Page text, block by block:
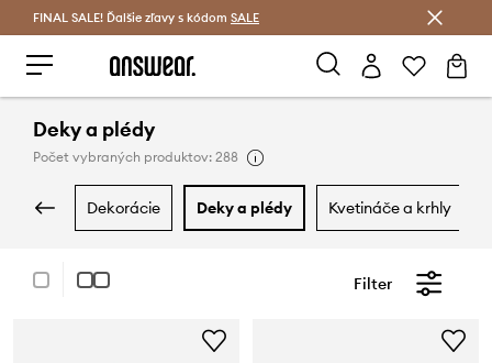
Šetrite s Answear Club >
FINAL SALE! Ďalšie zľavy s kódom SALE
Deky a plédy
Počet vybraných produktov: 288
dekorácie deky a plédy kvetináče a krhly
Filter